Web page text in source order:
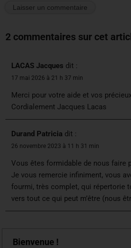
2 commentaires sur cet
LACAS Jacques dit :
17 mai 2026 à 21 h 37 min
Merci pour votre aide et vos
Cordialement Jacques Lacas
Durand Patricia dit :
26 novembre 2023 à 11 h 31 min
Vous êtes formidable de nous faire
Je vous remercie infiniment, vous
fourmi, très complet, qui répertorie
vers tout ce qui peut m’être (nous
Bienvenue !